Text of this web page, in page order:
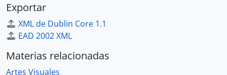
Exportar
XML de Dublin Core 1.1
EAD 2002 XML
Materias relacionadas
Artes Visuales